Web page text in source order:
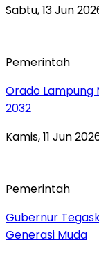
Sabtu, 13 Jun
Pemerintah
Orado Lampung
2032
Kamis, 11 Jun
Pemerintah
Gubernur
Generasi Muda